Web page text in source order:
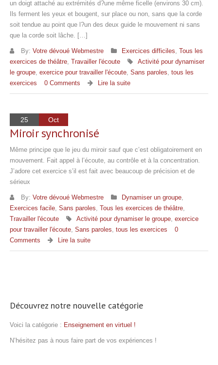
un doigt attaché au extrémités d?une même ficelle (environs 30 cm).
Ils ferment les yeux et bougent, sur place ou non, sans que la corde
soit tendue au point que l?un des deux guide le mouvement ni sans
que la corde soit lâche. […]
By: Votre dévoué Webmestre Exercices difficiles, Tous les
exercices de théâtre, Travailler l'écoute
Activité pour dynamiser
le groupe, exercice pour travailler l'écoute, Sans paroles, tous les
exercices
0 Comments Lire la suite
25 Oct
Miroir synchronisé
Même principe que le jeu du miroir sauf que c’est obligatoirement en
mouvement. Fait appel à l’écoute, au contrôle et à la concentration.
J’adore cet exercice s’il est fait avec beaucoup de précision et de
sérieux
By: Votre dévoué Webmestre Dynamiser un groupe,
Exercices facile, Sans paroles, Tous les exercices de théâtre,
Travailler l'écoute
Activité pour dynamiser le groupe, exercice
pour travailler l'écoute, Sans paroles, tous les exercices
0
Comments
Lire la suite
Découvrez notre nouvelle catégorie
Voici la catégorie : Enseignement en virtuel !
N’hésitez pas à nous faire part de vos expériences !